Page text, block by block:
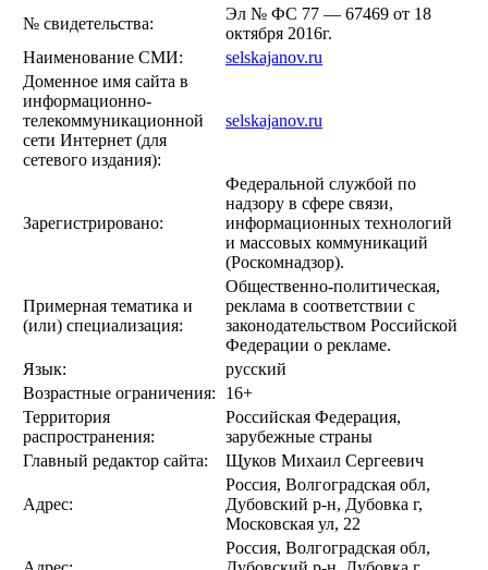
№ свидетельства:
Эл № ФС 77 — 67469 от 18
октября 2016г.
Наименование СМИ:
selskajanov.ru
Доменное имя сайта в
информационно-
телекоммуникационной
сети Интернет (для
сетевого издания):
selskajanov.ru
Зарегистрировано:
Федеральной службой по
надзору в сфере связи,
информационных технологий
и массовых коммуникаций
(Роскомнадзор).
Примерная тематика и
(или) специализация:
Общественно-политическая,
реклама в соответствии с
законодательством Российской
Федерации о рекламе.
Язык:
русский
Возрастные ограничения:
16+
Территория
распространения:
Российская Федерация,
зарубежные страны
Главный редактор сайта:
Щуков Михаил Сергеевич
Адрес:
Россия, Волгоградская обл,
Дубовский р-н, Дубовка г,
Московская ул, 22
Россия, Волгоградская обл,